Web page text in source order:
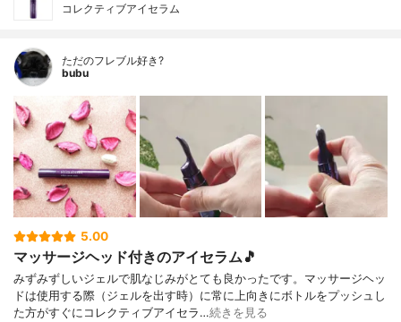
コレクティブアイセラム
ただのフレブル好き?
bubu
5.00
マッサージヘッド付きのアイセラム🎵
みずみずしいジェルで肌なじみがとても良かったです。マッサージヘッ
ドは使用する際（ジェルを出す時）に常に上向きにボトルをプッシュし
た方がすぐにコレクティブアイセラ…続きを見る